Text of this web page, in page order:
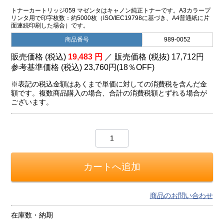
トナーカートリッジ059 マゼンタはキャノン純正トナーです。A3カラープ
リンタ用で印字枚数：約5000枚（ISO/IEC19798に基づき、A4普通紙に片
面連続印刷した場合）です。
商品番号 989-0052
販売価格 (税込) 19,483 円 ／ 販売価格 (税抜) 17,712円
参考基準価格 (税込) 23,760円 (18％OFF)
※表記の税込金額はあくまで単価に対しての消費税を含んだ金
額です。複数商品購入の場合、合計の消費税額とずれる場合が
ございます。
商品のお問い合わせ
在庫数・納期